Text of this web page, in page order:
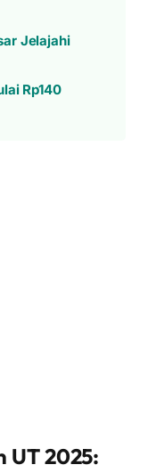
Jelajahi
Rp140
UT 2025: